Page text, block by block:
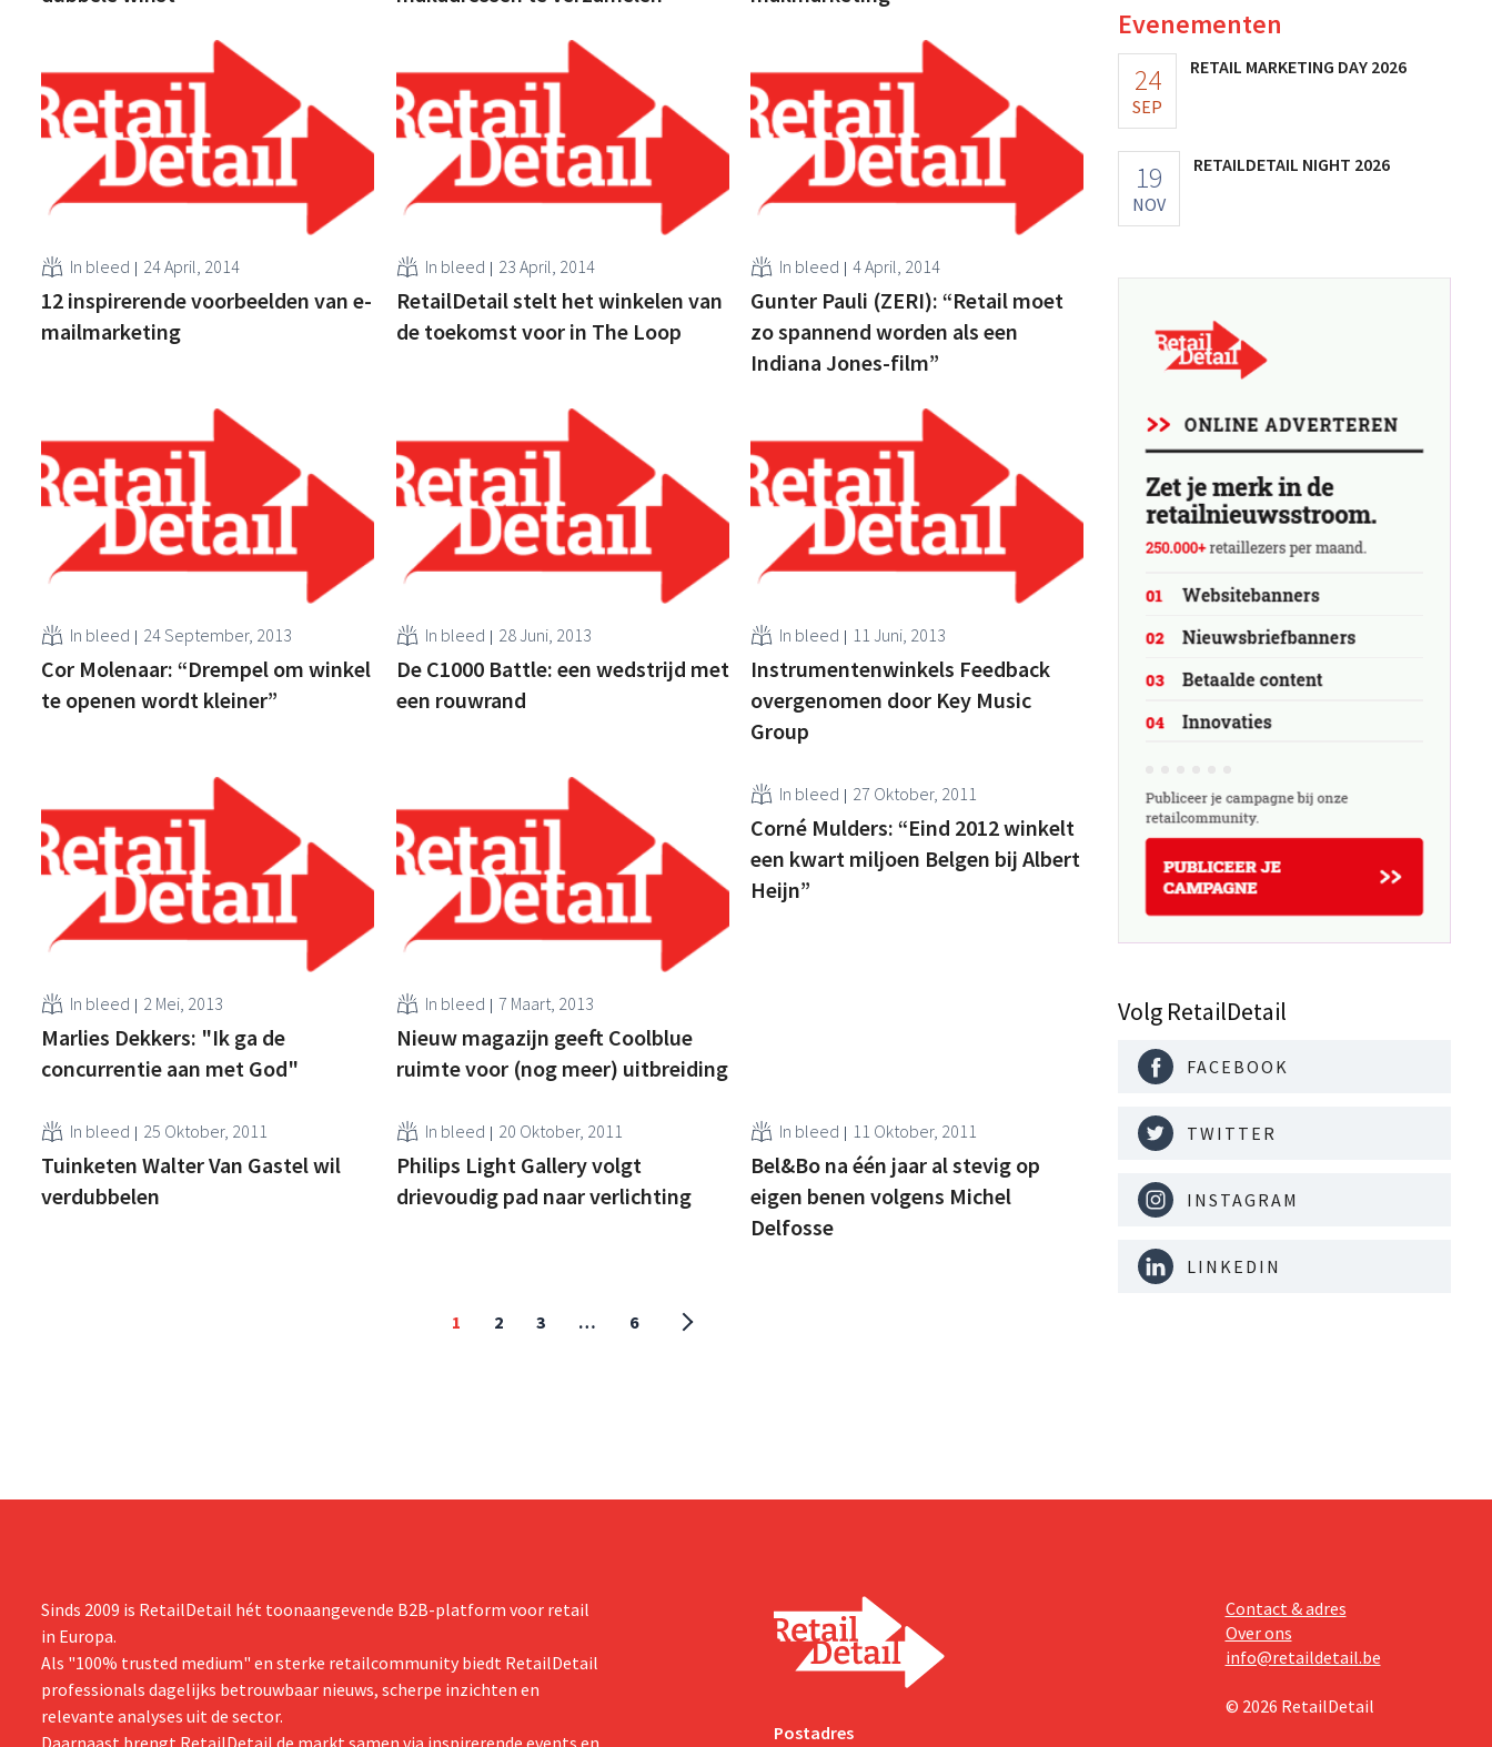
In bleed 24 April, 2014
12 inspirerende voorbeelden van e-
mailmarketing
In bleed 23 April, 2014
RetailDetail stelt het winkelen van
de toekomst voor in The Loop
In bleed 4 April, 2014
Gunter Pauli (ZERI): “Retail moet
zo spannend worden als een
Indiana Jones-film”
In bleed 24 September, 2013
Cor Molenaar: “Drempel om winkel
te openen wordt kleiner”
In bleed 28 Juni, 2013
De C1000 Battle: een wedstrijd met
een rouwrand
In bleed 11 Juni, 2013
Instrumentenwinkels Feedback
overgenomen door Key Music
Group
In bleed 2 Mei, 2013
Marlies Dekkers: "Ik ga de
concurrentie aan met God"
In bleed 7 Maart, 2013
Nieuw magazijn geeft Coolblue
ruimte voor (nog meer) uitbreiding
In bleed 27 Oktober, 2011
Corné Mulders: “Eind 2012 winkelt
een kwart miljoen Belgen bij Albert
Heijn”
In bleed 25 Oktober, 2011
Tuinketen Walter Van Gastel wil
verdubbelen
In bleed 20 Oktober, 2011
Philips Light Gallery volgt
drievoudig pad naar verlichting
In bleed 11 Oktober, 2011
Bel&Bo na één jaar al stevig op
eigen benen volgens Michel
Delfosse
1 2 3 … 6
Evenementen
24
SEP
RETAIL MARKETING DAY 2026
19
NOV
RETAILDETAIL NIGHT 2026
Volg RetailDetail
FACEBOOK
TWITTER
INSTAGRAM
LINKEDIN
Sinds 2009 is RetailDetail hét toonaangevende B2B-platform voor retail
in Europa.
Als "100% trusted medium" en sterke retailcommunity biedt RetailDetail
professionals dagelijks betrouwbaar nieuws, scherpe inzichten en
relevante analyses uit de sector.
Daarnaast brengt RetailDetail de markt samen via inspirerende events en
Postadres
Contact & adres
Over ons
info@retaildetail.be
© 2026 RetailDetail